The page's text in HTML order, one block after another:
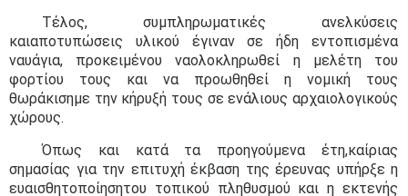
Τέλος, συμπληρωματικές ανελκύσεις
καιαποτυπώσεις υλικού έγιναν σε ήδη εντοπισμένα
ναυάγια, προκειμένου ναολοκληρωθεί η μελέτη του
φορτίου τους και να προωθηθεί η νομική τους
θωράκισημε την κήρυξή τους σε ενάλιους αρχαιολογικούς
χώρους.
Όπως και κατά τα προηγούμενα έτη,καίριας
σημασίας για την επιτυχή έκβαση της έρευνας υπήρξε η
ευαισθητοποίησητου τοπικού πληθυσμού και η εκτενής